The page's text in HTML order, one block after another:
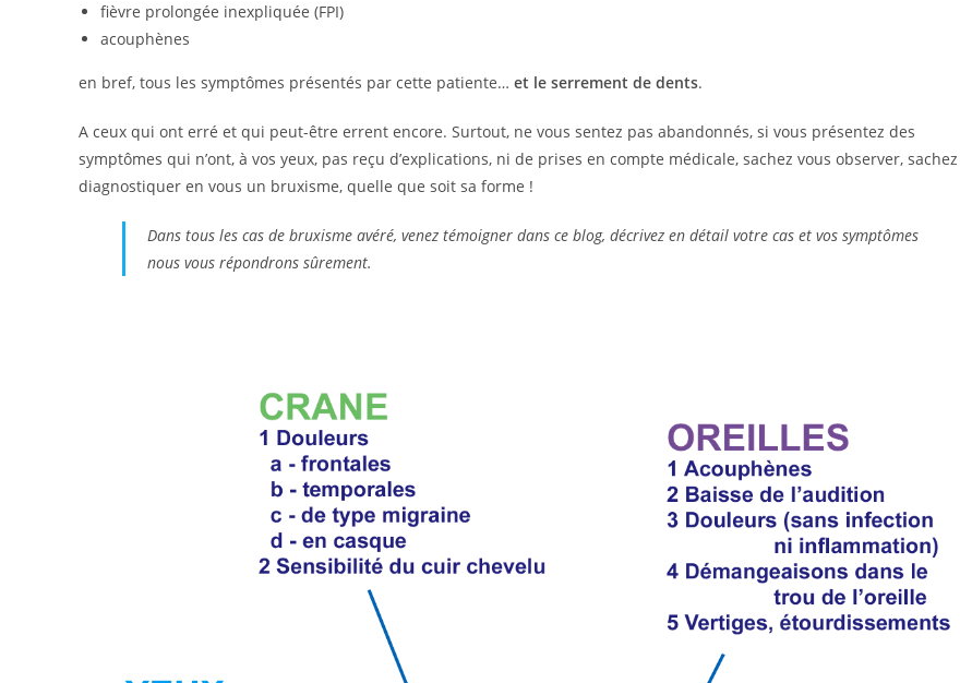
fièvre prolongée inexpliquée (FPI)
acouphènes
en bref, tous les symptômes présentés par cette patiente… et le serrement de dents.
A ceux qui ont erré et qui peut-être errent encore. Surtout, ne vous sentez pas abandonnés, si vous présentez des
symptômes qui n’ont, à vos yeux, pas reçu d’explications, ni de prises en compte médicale, sachez vous observer, sachez
diagnostiquer en vous un bruxisme, quelle que soit sa forme !
Dans tous les cas de bruxisme avéré, venez témoigner dans ce blog, décrivez en détail votre cas et vos symptômes
nous vous répondrons sûrement.